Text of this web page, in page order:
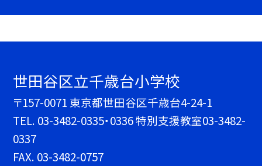
世田谷区立千歳台小学校
〒157-0071 東京都世田谷区千歳台4-24-1
TEL. 03-3482-0335・0336 特別支援教室03-3482-
0337
FAX. 03-3482-0757